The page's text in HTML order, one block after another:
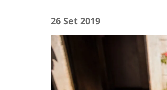
26 Set 2019